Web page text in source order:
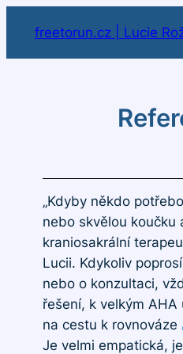
freetorun.cz | Lucie
„Kdyby někdo
nebo skvělou koučku
kraniosakrální
Lucii. Kdykoliv
nebo o konzultaci,
řešení, k velkým
na cestu k rovnováze
Je velmi empatická,